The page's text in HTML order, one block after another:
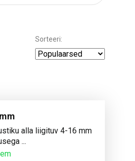
Sorteeri:
alla liigituv 4-16 mm
...